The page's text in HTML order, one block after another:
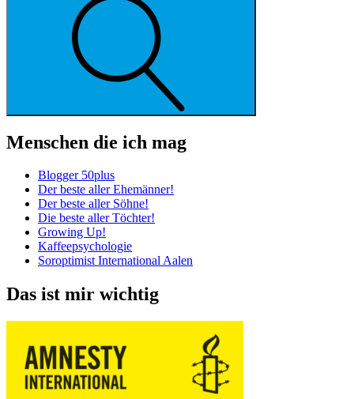
Menschen die ich mag
Blogger 50plus
Der beste aller Ehemänner!
Der beste aller Söhne!
Die beste aller Töchter!
Growing Up!
Kaffeepsychologie
Soroptimist International Aalen
Das ist mir wichtig